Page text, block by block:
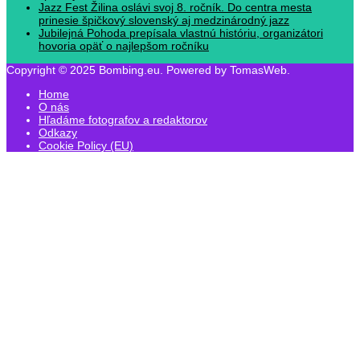
Jazz Fest Žilina oslávi svoj 8. ročník. Do centra mesta
prinesie špičkový slovenský aj medzinárodný jazz
Jubilejná Pohoda prepísala vlastnú históriu, organizátori
hovoria opäť o najlepšom ročníku
Copyright © 2025 Bombing.eu. Powered by TomasWeb.
Home
O nás
Hľadáme fotografov a redaktorov
Odkazy
Cookie Policy (EU)